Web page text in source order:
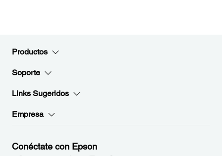
Productos
Soporte
Links Sugeridos
Empresa
Conéctate con Epson